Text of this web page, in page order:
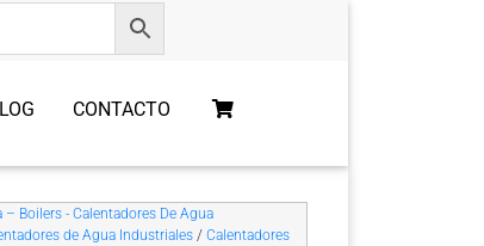
CONTACTO
Boilers - Calentadores De Agua
de Agua Industriales /Calentadores